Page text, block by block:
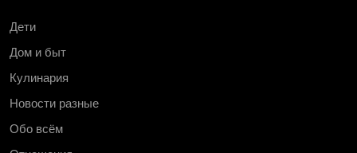
Дети
Дом и быт
Кулинария
Новости разные
Обо всём